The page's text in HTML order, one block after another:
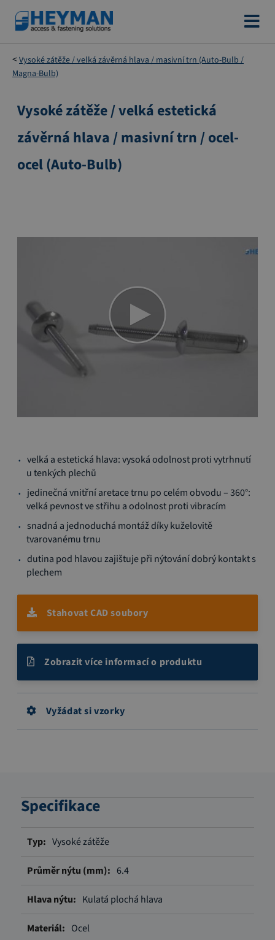
Přejít
na
obsah
Vysoké zátěže / velká závěrná hlava / masivní trn (Auto-Bulb /
Magna-Bulb)
Přeskočit
na
konec
s
obrázky
Vysoké zátěže / velká estetická
závěrná hlava / masivní trn / ocel-
ocel (Auto-Bulb)
na
začátek
galerie
velká a estetická hlava: vysoká odolnost proti vytrhnutí
u tenkých plechů
jedinečná vnitřní aretace trnu po celém obvodu – 360°:
velká pevnost ve střihu a odolnost proti vibracím
snadná a jednoduchá montáž díky kuželovitě
tvarovanému trnu
dutina pod hlavou zajištuje při nýtování dobrý kontakt s
plechem
Stahovat CAD soubory
Zobrazit více informací o produktu
Vyžádat si vzorky
Specifikace
informacíVysoké zátěže
6.4
Kulatá plochá hlava
Ocel